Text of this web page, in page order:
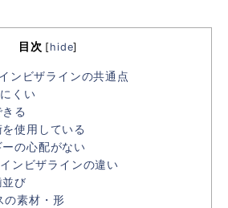
目次 [hide]
ンビザラインの共通点
くい
る
使用している
の心配がない
ンビザラインの違い
び
の素材・形